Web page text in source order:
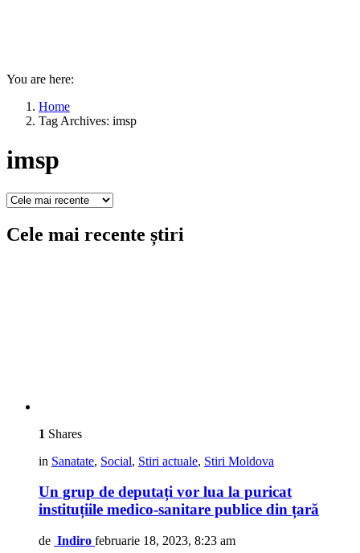
You are here:
Home
Tag Archives: imsp
imsp
Cele mai recente știri
1 Shares
in Sanatate, Social, Stiri actuale, Stiri Moldova
Un grup de deputați vor lua la puricat
instituțiile medico-sanitare publice din țară
de Indiro februarie 18, 2023, 8:23 am